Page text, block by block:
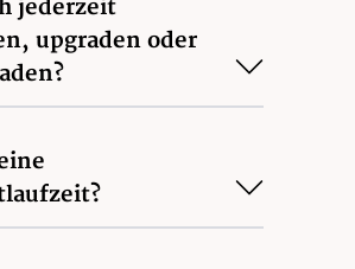
jederzeit
upgraden oder